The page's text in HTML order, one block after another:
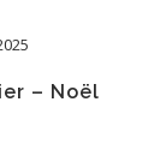
– Noël